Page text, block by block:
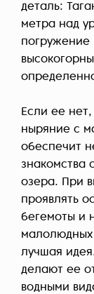
деталь:
метра над
погружение
Если ее
ныряние с
обеспечит
знакомства
озера. При
проявлять
бегемоты и
лучшая
делают ее
водными